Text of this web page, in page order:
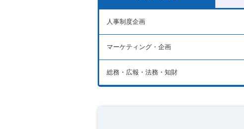
人事制度企画
マーケティング・企画
総務・広報・法務・知財